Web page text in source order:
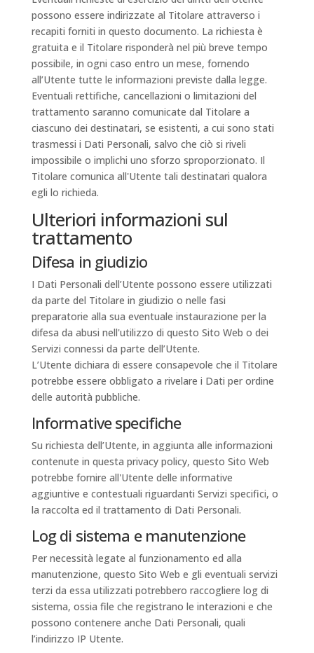
possono essere indirizzate al Titolare attraverso i
recapiti forniti in questo documento. La richiesta è
gratuita e il Titolare risponderà nel più breve tempo
possibile, in ogni caso entro un mese, fornendo
all’Utente tutte le informazioni previste dalla legge.
Eventuali rettifiche, cancellazioni o limitazioni del
trattamento saranno comunicate dal Titolare a
ciascuno dei destinatari, se esistenti, a cui sono stati
trasmessi i Dati Personali, salvo che ciò si riveli
impossibile o implichi uno sforzo sproporzionato. Il
Titolare comunica all'Utente tali destinatari qualora
egli lo richieda.
Ulteriori informazioni sul
trattamento
Difesa in giudizio
I Dati Personali dell’Utente possono essere utilizzati
da parte del Titolare in giudizio o nelle fasi
preparatorie alla sua eventuale instaurazione per la
difesa da abusi nell'utilizzo di questo Sito Web o dei
Servizi connessi da parte dell’Utente.
L’Utente dichiara di essere consapevole che il Titolare
potrebbe essere obbligato a rivelare i Dati per ordine
delle autorità pubbliche.
Informative specifiche
Su richiesta dell’Utente, in aggiunta alle informazioni
contenute in questa privacy policy, questo Sito Web
potrebbe fornire all'Utente delle informative
aggiuntive e contestuali riguardanti Servizi specifici, o
la raccolta ed il trattamento di Dati Personali.
Log di sistema e manutenzione
Per necessità legate al funzionamento ed alla
manutenzione, questo Sito Web e gli eventuali servizi
terzi da essa utilizzati potrebbero raccogliere log di
sistema, ossia file che registrano le interazioni e che
possono contenere anche Dati Personali, quali
l’indirizzo IP Utente.